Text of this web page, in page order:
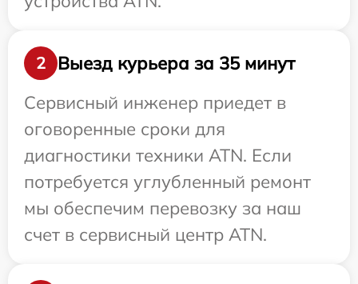
2
Выезд курьера за 35 минут
Сервисный инженер приедет в
оговоренные сроки для
диагностики техники ATN. Если
потребуется углубленный ремонт
мы обеспечим перевозку за наш
счет в сервисный центр ATN.